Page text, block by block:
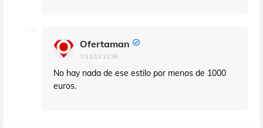
Ofertaman
7/11/13 22:38
No hay nada de ese estilo por menos de 1000
euros.